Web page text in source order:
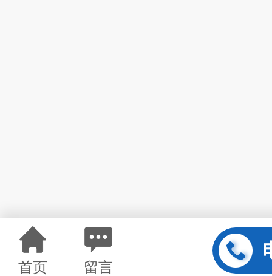
首页 留言